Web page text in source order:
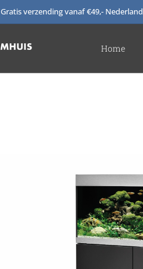
Gratis verzending vanaf €49,- Nederland
Home